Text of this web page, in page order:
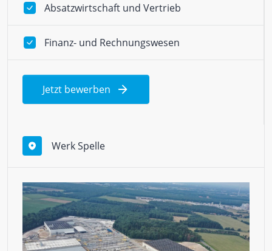
Absatzwirtschaft und Vertrieb
Finanz- und Rechnungswesen
Jetzt bewerben
Werk Spelle